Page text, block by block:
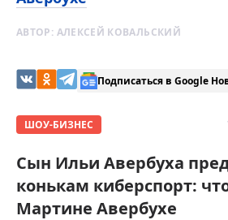
АВТОР: АЛЕКСЕЙ КОВАЛЬСКИЙ
Подписаться в Google
ШОУ-БИЗНЕС
Сын Ильи Авербуха
конькам киберспорт:
Мартине Авербухе